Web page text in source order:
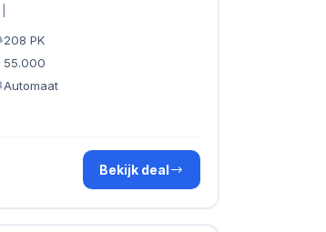
208 PK
55.000
Automaat
Bekijk deal